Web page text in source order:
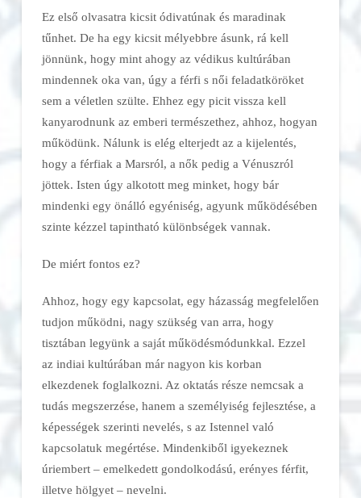
Ez első olvasatra kicsit ódivatúnak és maradinak
tűnhet. De ha egy kicsit mélyebbre ásunk, rá kell
jönnünk, hogy mint ahogy az védikus kultúrában
mindennek oka van, úgy a férfi s női feladatköröket
sem a véletlen szülte. Ehhez egy picit vissza kell
kanyarodnunk az emberi természethez, ahhoz, hogyan
működünk. Nálunk is elég elterjedt az a kijelentés,
hogy a férfiak a Marsról, a nők pedig a Vénuszról
jöttek. Isten úgy alkotott meg minket, hogy bár
mindenki egy önálló egyéniség, agyunk működésében
szinte kézzel tapintható különbségek vannak.
De miért fontos ez?
Ahhoz, hogy egy kapcsolat, egy házasság megfelelően
tudjon működni, nagy szükség van arra, hogy
tisztában legyünk a saját működésmódunkkal. Ezzel
az indiai kultúrában már nagyon kis korban
elkezdenek foglalkozni. Az oktatás része nemcsak a
tudás megszerzése, hanem a személyiség fejlesztése, a
képességek szerinti nevelés, s az Istennel való
kapcsolatuk megértése. Mindenkiből igyekeznek
úriembert – emelkedett gondolkodású, erényes férfit,
illetve hölgyet – nevelni.